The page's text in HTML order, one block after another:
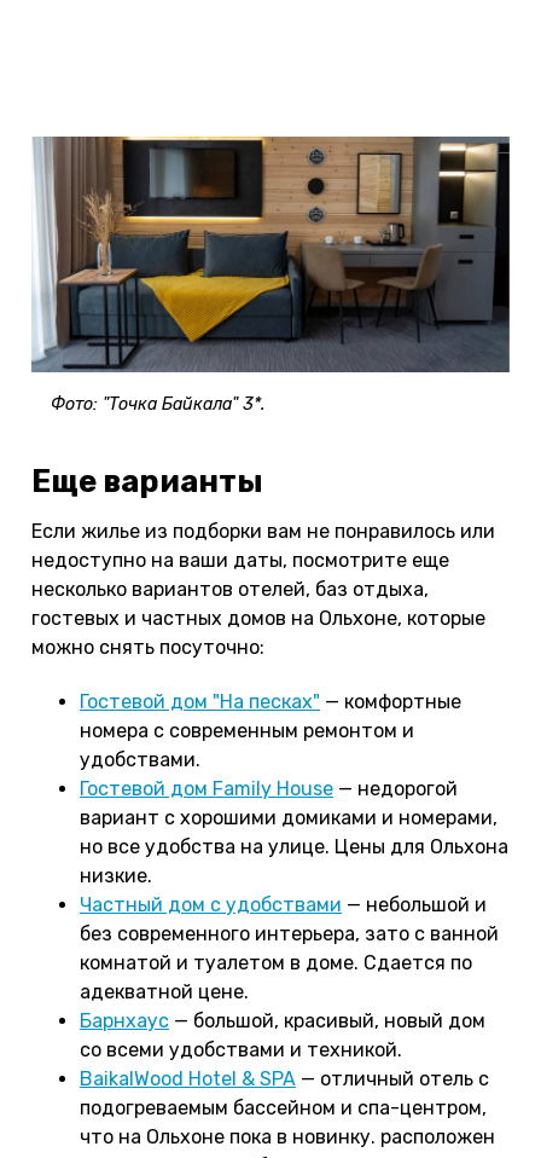
Фото: "Точка Байкала" 3*.
Еще варианты
Если жилье из подборки вам не понравилось или
недоступно на ваши даты, посмотрите еще
несколько вариантов отелей, баз отдыха,
гостевых и частных домов на Ольхоне, которые
можно снять посуточно:
Гостевой дом "На песках" — комфортные
номера с современным ремонтом и
удобствами.
Гостевой дом Family House — недорогой
вариант с хорошими домиками и номерами,
но все удобства на улице. Цены для Ольхона
низкие.
Частный дом с удобствами — небольшой и
без современного интерьера, зато с ванной
комнатой и туалетом в доме. Сдается по
адекватной цене.
Барнхаус — большой, красивый, новый дом
со всеми удобствами и техникой.
BaikalWood Hotel & SPA — отличный отель с
подогреваемым бассейном и спа-центром,
что на Ольхоне пока в новинку. расположен